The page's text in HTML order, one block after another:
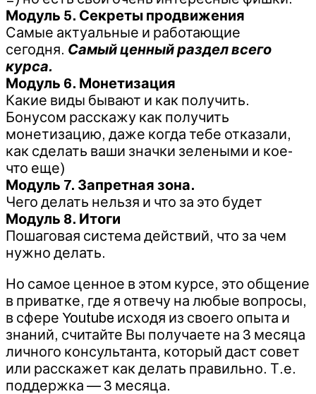
Модуль 5. Секреты продвижения
Самые актуальные и работающие
сегодня. Самый ценный раздел всего
курса.
Модуль 6. Монетизация
Какие виды бывают и как получить.
Бонусом расскажу как получить
монетизацию, даже когда тебе отказали,
как сделать ваши значки зелеными и кое-
что еще)
Модуль 7. Запретная зона.
Чего делать нельзя и что за это будет
Модуль 8. Итоги
Пошаговая система действий, что за чем
нужно делать.
Но самое ценное в этом курсе, это общение
в приватке, где я отвечу на любые вопросы,
в сфере Youtube исходя из своего опыта и
знаний, считайте Вы получаете на 3 месяца
личного консультанта, который даст совет
или расскажет как делать правильно. Т.е.
поддержка — 3 месяца. ​